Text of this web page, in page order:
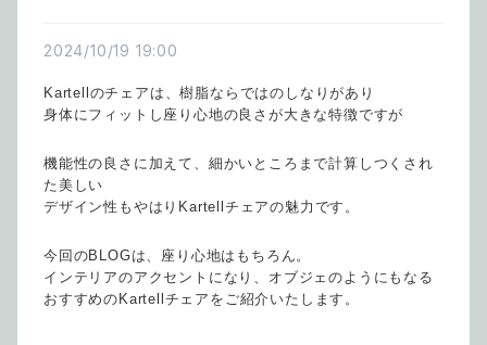
2024/10/19 19:00
Kartellのチェアは、樹脂ならではのしなりがあり
身体にフィットし座り心地の良さが大きな特徴ですが
機能性の良さに加えて、細かいところまで計算しつくされ
た美しい
デザイン性もやはりKartellチェアの魅力です。
今回のBLOGは、座り心地はもちろん。
インテリアのアクセントになり、オブジェのようにもなる
おすすめのKartellチェアをご紹介いたします。